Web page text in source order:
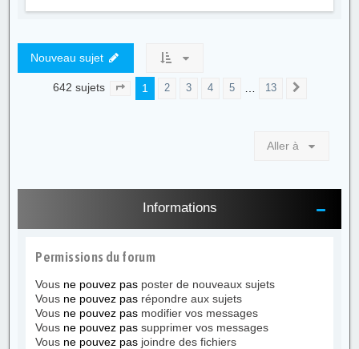
Nouveau sujet
642 sujets Page sur 13
1 2 3 4 5 13
Aller à
Informations
Permissions du forum
Vous ne pouvez pas poster de nouveaux sujets
Vous ne pouvez pas répondre aux sujets
Vous ne pouvez pas modifier vos messages
Vous ne pouvez pas supprimer vos messages
Vous ne pouvez pas joindre des fichiers